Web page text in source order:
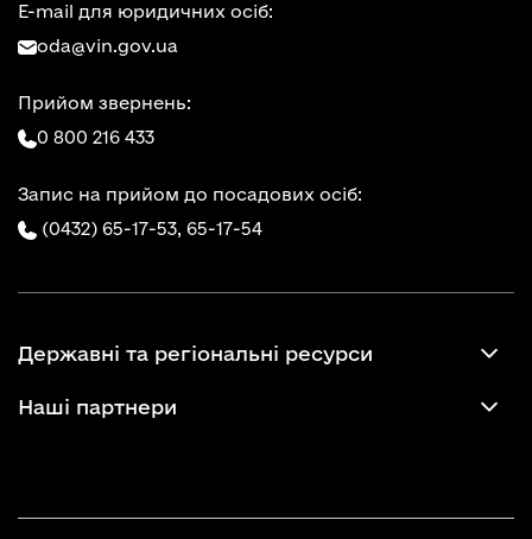
E-mail для юридичних осіб:
oda@vin.gov.ua
Прийом звернень:
0 800 216 433
Запис на прийом до посадових осіб:
(0432) 65-17-53, 65-17-54
Державні та регіональні ресурси
Наші партнери